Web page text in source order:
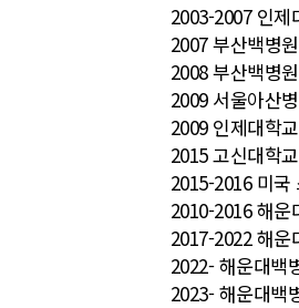
2003-2007 인
2007 부산백병
2008 부산백병
2009 서울아산
2009 인제대학
2015 고신대학
2015-2016 미
2010-2016 해
2017-2022 해
2022- 해운대백
2023- 해운대백